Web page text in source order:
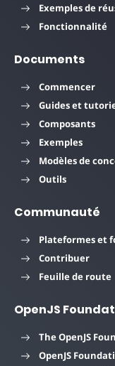
Exemples de
Fonctionnalité
Documents
Commencer
Guides et
Composants
Exemples
Modèles de
Outils
Communauté
Plateformes et
Contribuer
Feuille de route
OpenJS
The OpenJS
OpenJS